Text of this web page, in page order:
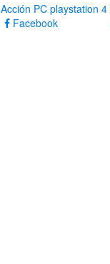
Acción PC playstation 4
Facebook